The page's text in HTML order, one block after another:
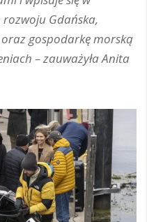
Gdańska,
gospodarkę morską
– zauważyła Anita